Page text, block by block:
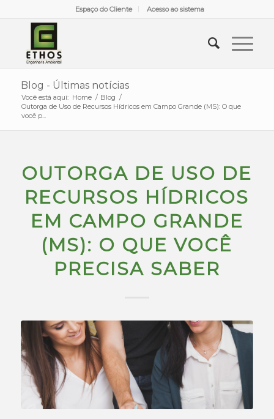
Espaço do Cliente Acesso ao sistema
Blog - Últimas notícias
Você está aqui: Home / Blog /
Outorga de Uso de Recursos Hídricos em Campo Grande (MS): O que
você p...
OUTORGA DE USO DE
RECURSOS HÍDRICOS
EM CAMPO GRANDE
(MS): O QUE VOCÊ
PRECISA SABER